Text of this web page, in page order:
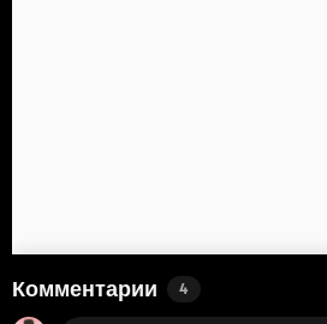
Комментарии 4